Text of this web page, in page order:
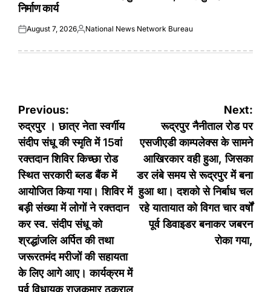
निर्माण कार्य
Posted
August 7, 2026Posted
National News Network Bureau
Post
navigation
Previous:
रुद्रपुर । छात्र नेता स्वर्गीय
संदीप संधू की स्मृति में 15वां
रक्तदान शिविर किच्छा रोड
स्थित सरकारी ब्लड बैंक में
आयोजित किया गया। शिविर में
बड़ी संख्या में लोगों ने रक्तदान
कर स्व. संदीप संधू को
श्रद्धांजलि अर्पित की तथा
जरूरतमंद मरीजों की सहायता
के लिए आगे आए। कार्यक्रम में
पूर्व विधायक राजकुमार ठुकराल
Next:
रूद्रपुर नैनीताल रोड पर
एसजीएडी काम्पलेक्स के सामने
आखिरकार वही हुआ, जिसका
डर लंबे समय से रूद्रपुर में बना
हुआ था। दशको से निर्बाध चल
रहे यातायात को विगत चार वर्षों
पूर्व डिवाइडर बनाकर जबरन
रोका गया,